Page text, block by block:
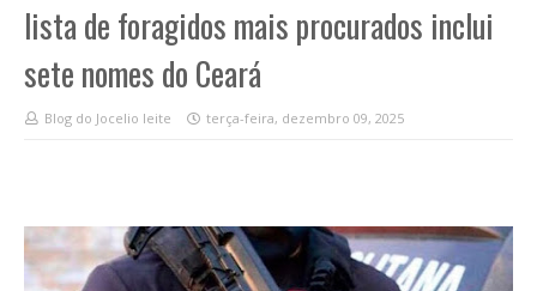
lista de foragidos mais procurados inclui
sete nomes do Ceará
Blog do Jocelio leite terça-feira, dezembro 09, 2025